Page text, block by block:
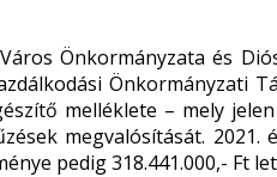
Önkormányzata és
Önkormányzati
melléklete – mely
megvalósítását. 2021.
pedig 318.441.000,- Ft